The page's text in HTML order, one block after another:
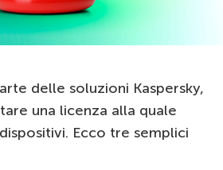
delle soluzioni Kaspersky,
una licenza alla quale
Ecco tre semplici